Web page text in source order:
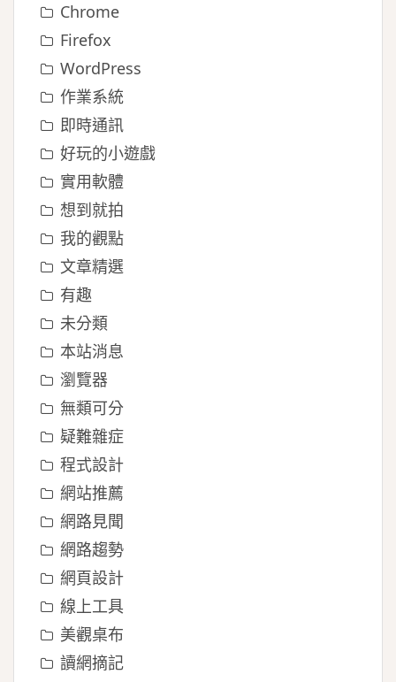
Chrome
Firefox
WordPress
作業系統
即時通訊
好玩的小遊戲
實用軟體
想到就拍
我的觀點
文章精選
有趣
未分類
本站消息
瀏覽器
無類可分
疑難雜症
程式設計
網站推薦
網路見聞
網路趨勢
網頁設計
線上工具
美觀桌布
讀網摘記